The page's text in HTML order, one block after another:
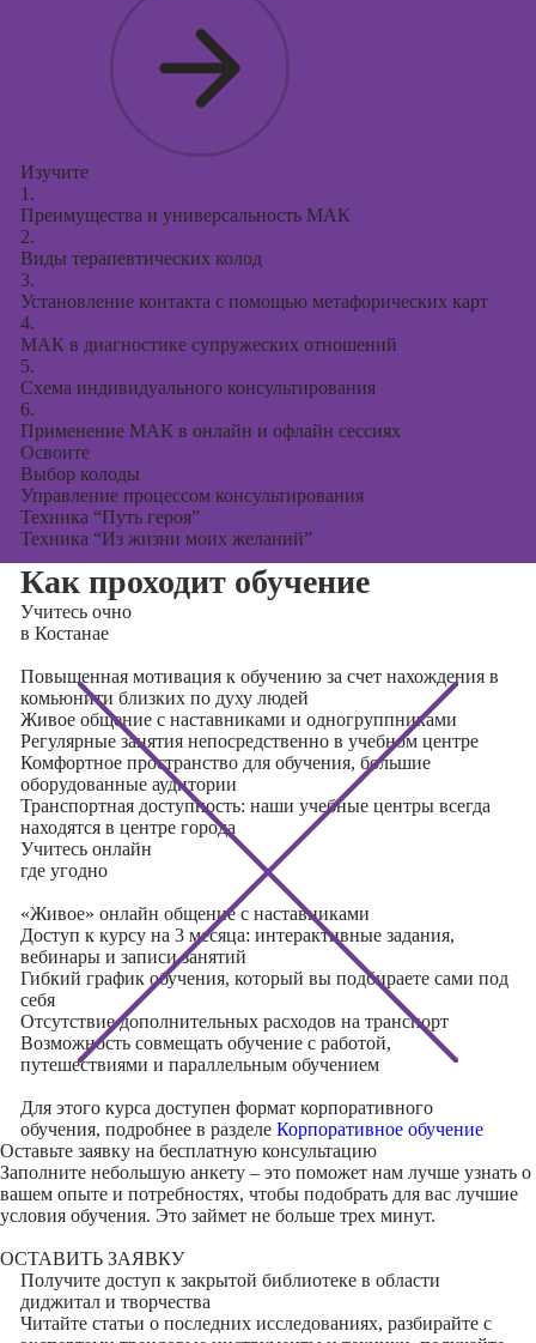
Изучите
1.
Преимущества и универсальность МАК
2.
Виды терапевтических колод
3.
Установление контакта с помощью метафорических карт
4.
МАК в диагностике супружеских отношений
5.
Схема индивидуального консультирования
6.
Применение МАК в онлайн и офлайн сессиях
Освоите
Выбор колоды
Управление процессом консультирования
Техника “Путь героя”
Техника “Из жизни моих желаний”
Как проходит обучение
Учитесь очно
в Костанае
Повышенная мотивация к обучению за счет нахождения в
комьюнити близких по духу людей
Живое общение с наставниками и одногруппниками
Регулярные занятия непосредственно в учебном центре
Комфортное пространство для обучения, большие
оборудованные аудитории
Транспортная доступность: наши учебные центры всегда
находятся в центре города
Учитесь онлайн
где угодно
«Живое» онлайн общение с наставниками
Доступ к курсу на 3 месяца: интерактивные задания,
вебинары и записи занятий
Гибкий график обучения, который вы подбираете сами под
себя
Отсутствие дополнительных расходов на транспорт
Возможность совмещать обучение с работой,
путешествиями и параллельным обучением
Для этого курса доступен формат корпоративного
обучения, подробнее в разделе Корпоративное обучение
Оставьте заявку на бесплатную консультацию
Заполните небольшую анкету – это поможет нам лучше узнать о
вашем опыте и потребностях, чтобы подобрать для вас лучшие
условия обучения. Это займет не больше трех минут.
ОСТАВИТЬ ЗАЯВКУ
Получите доступ к закрытой библиотекев области
диджитал и творчества
Читайте статьи о последних исследованиях, разбирайте с